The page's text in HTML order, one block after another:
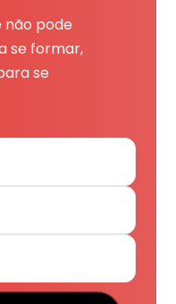
não pode
se formar,
se